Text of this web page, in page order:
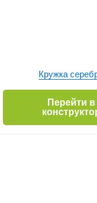
Кружка
Перейти в